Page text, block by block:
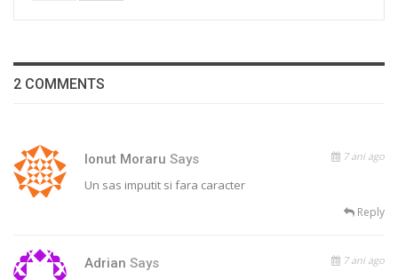
2 COMMENTS
Ionut Moraru Says 7 ani ago
Un sas imputit si fara caracter
Reply
Adrian Says 7 ani ago